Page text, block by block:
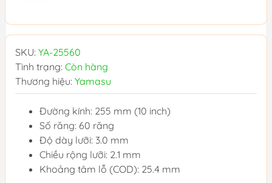
SKU: YA-25560
Tình trạng: Còn hàng
Thương hiệu: Yamasu
Đường kính: 255 mm (10 inch)
Số răng: 60 răng
Độ dày lưỡi: 3.0 mm
Chiều rộng lưỡi: 2.1 mm
Khoảng tâm lỗ (COD): 25.4 mm